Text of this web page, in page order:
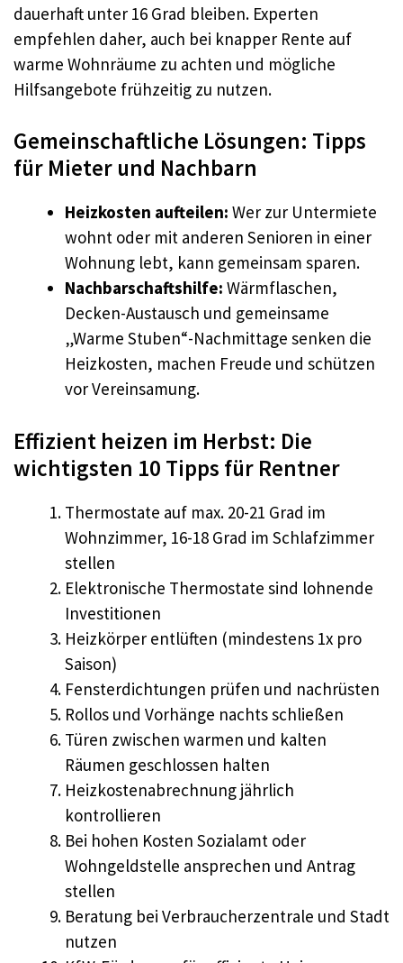
dauerhaft unter 16 Grad bleiben. Experten
empfehlen daher, auch bei knapper Rente auf
warme Wohnräume zu achten und mögliche
Hilfsangebote frühzeitig zu nutzen.
Gemeinschaftliche Lösungen: Tipps
für Mieter und Nachbarn
Heizkosten aufteilen: Wer zur Untermiete
wohnt oder mit anderen Senioren in einer
Wohnung lebt, kann gemeinsam sparen.
Nachbarschaftshilfe: Wärmflaschen,
Decken-Austausch und gemeinsame
„Warme Stuben“-Nachmittage senken die
Heizkosten, machen Freude und schützen
vor Vereinsamung.
Effizient heizen im Herbst: Die
wichtigsten 10 Tipps für Rentner
Thermostate auf max. 20-21 Grad im
Wohnzimmer, 16-18 Grad im Schlafzimmer
stellen
Elektronische Thermostate sind lohnende
Investitionen
Heizkörper entlüften (mindestens 1x pro
Saison)
Fensterdichtungen prüfen und nachrüsten
Rollos und Vorhänge nachts schließen
Türen zwischen warmen und kalten
Räumen geschlossen halten
Heizkostenabrechnung jährlich
kontrollieren
Bei hohen Kosten Sozialamt oder
Wohngeldstelle ansprechen und Antrag
stellen
Beratung bei Verbraucherzentrale und Stadt
nutzen